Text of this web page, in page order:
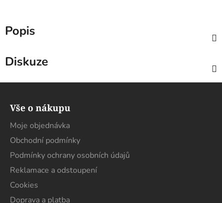
Popis
Diskuze
Vše o nákupu
Moje objednávka
Obchodní podmínky
Podmínky ochrany osobních údajů
Reklamace a odstoupení
Cookies
Doprava a platba